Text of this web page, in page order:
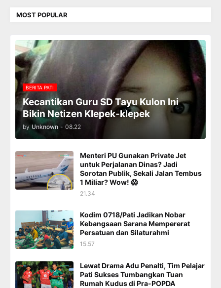
MOST POPULAR
BERITA PATI
Kecantikan Guru SD Tayu Kulon Ini
Bikin Netizen Klepek-klepek
by Unknown - 08.22
Menteri PU Gunakan Private Jet
untuk Perjalanan Dinas? Jadi
Sorotan Publik, Sekali Jalan Tembus
1 Miliar? Wow! 😱
21.34
Kodim 0718/Pati Jadikan Nobar
Kebangsaan Sarana Mempererat
Persatuan dan Silaturahmi
15.57
Lewat Drama Adu Penalti, Tim Pelajar
Pati Sukses Tumbangkan Tuan
Rumah Kudus di Pra-POPDA